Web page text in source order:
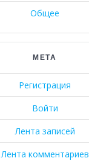
Общее
МЕТА
Регистрация
Войти
Лента записей
Лента комментариев